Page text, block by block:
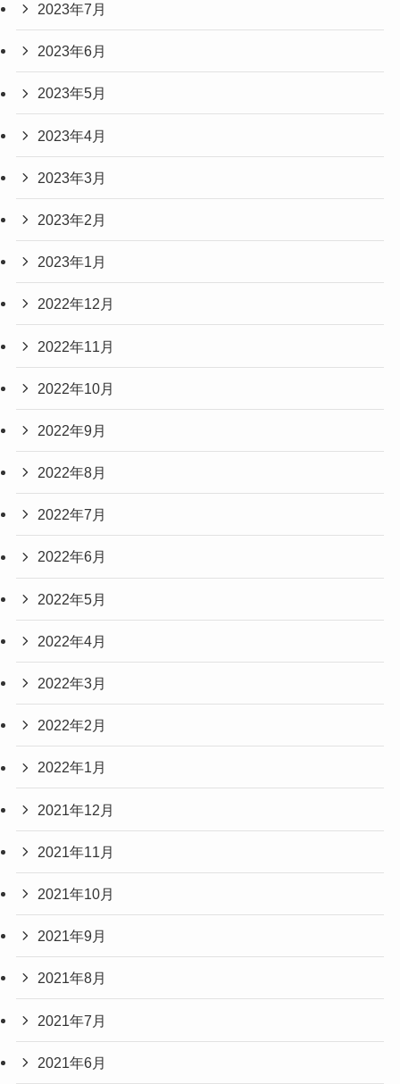
2023年7月
2023年6月
2023年5月
2023年4月
2023年3月
2023年2月
2023年1月
2022年12月
2022年11月
2022年10月
2022年9月
2022年8月
2022年7月
2022年6月
2022年5月
2022年4月
2022年3月
2022年2月
2022年1月
2021年12月
2021年11月
2021年10月
2021年9月
2021年8月
2021年7月
2021年6月